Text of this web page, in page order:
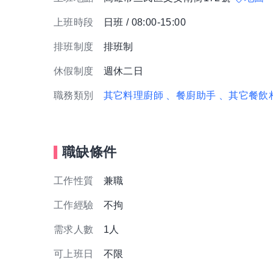
上班時段 日班 / 08:00-15:00
排班制度 排班制
休假制度 週休二日
職務類別 其它料理廚師 、餐廚助手 、其它餐
職缺條件
工作性質 兼職
工作經驗 不拘
需求人數 1人
可上班日 不限